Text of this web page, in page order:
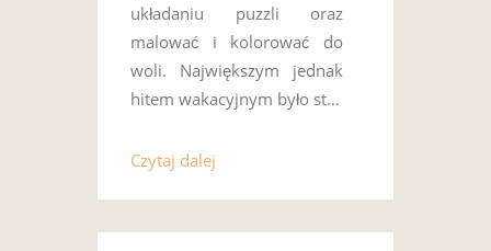
układaniu puzzli oraz
malować i kolorować do
woli. Największym jednak
hitem wakacyjnym było st…
Czytaj dalej